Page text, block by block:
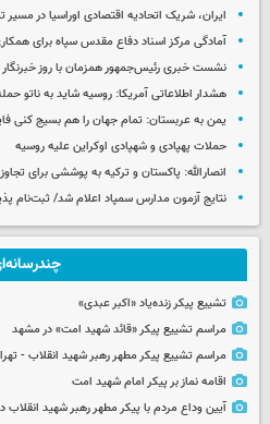
ایران، شریک اتحادیه اقتصادی اوراسیا در
آمادگی مرکز اسناد دفاع مقدس سپاه برای
نشست خبری رئیس‌جمهور همزمان با روز خبرنگار
هشدار اطلاعاتی آمریکا: روسیه شاید به ناتو
یمن به عربستان: تمام جهان را هم بسیج کنی
حملات پهپادی و شهپادی اوکراین علیه روسیه
انصارالله: پاکستان و ترکیه به پوششی برای
نتایج آزمون مدارس سمپاد اعلام شد/ ثبت‌نام
تشییع پیکر زنده‌یاد «اکبر عبدی»
مراسم تشییع پیکر «قائد شهید امت» در مشهد
مراسم تشییع پیکر مطهر رهبر شهید انقلاب -
اقامه نماز بر پیکر امام شهید امت
آیین وداع مردم با پیکر مطهر رهبر شهید